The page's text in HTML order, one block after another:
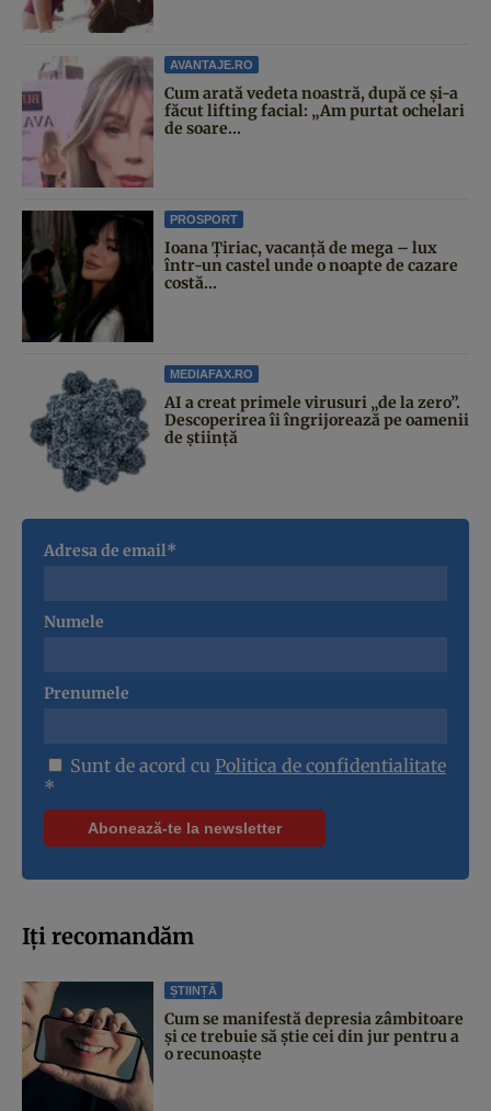
AVANTAJE.RO
Cum arată vedeta noastră, după ce și-a
făcut lifting facial: „Am purtat ochelari
de soare...
PROSPORT
Ioana Țiriac, vacanță de mega – lux
într-un castel unde o noapte de cazare
costă...
MEDIAFAX.RO
AI a creat primele virusuri „de la zero”.
Descoperirea îi îngrijorează pe oamenii
de știință
Adresa de email*
Numele
Prenumele
Sunt de acord cu Politica de confidentialitate
*
Iți recomandăm
ȘTIINȚĂ
Cum se manifestă depresia zâmbitoare
și ce trebuie să știe cei din jur pentru a
o recunoaște